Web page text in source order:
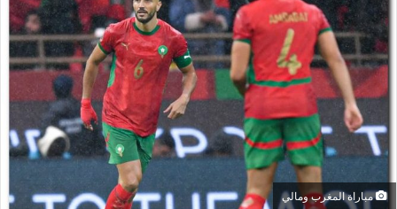
ر
ي
د
ا
إ
ل
ك
ت
ر
و
مباراة المغرب ومالي